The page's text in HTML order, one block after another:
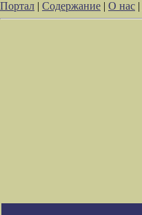
Портал | Содержание | О нас |